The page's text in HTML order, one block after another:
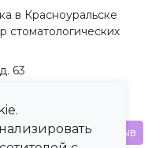
в Красноуральске
стоматологических
63
Отзыв